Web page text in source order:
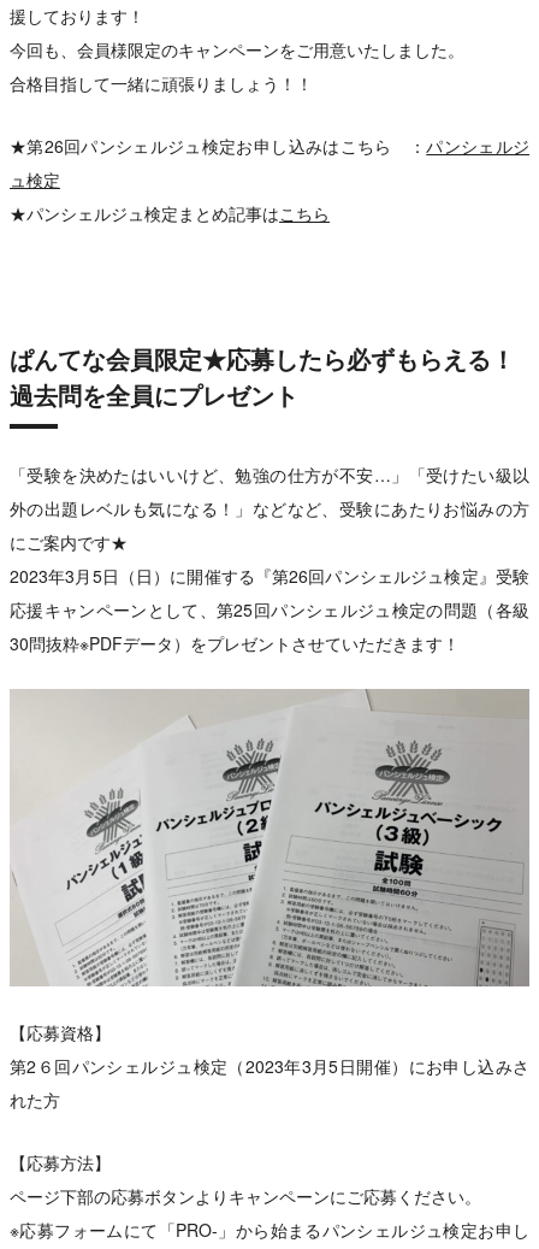
援しております！
今回も、会員様限定のキャンペーンをご用意いたしました。
合格目指して一緒に頑張りましょう！！
★第26回パンシェルジュ検定お申し込みはこちら ：パンシェルジ
ュ検定
★パンシェルジュ検定まとめ記事はこちら
ぱんてな会員限定★応募したら必ずもらえる！
過去問を全員にプレゼント
「受験を決めたはいいけど、勉強の仕方が不安…」「受けたい級以
外の出題レベルも気になる！」などなど、受験にあたりお悩みの方
にご案内です★
2023年3月5日（日）に開催する『第26回パンシェルジュ検定』受験
応援キャンペーンとして、第25回パンシェルジュ検定の問題（各級
30問抜粋※PDFデータ）をプレゼントさせていただきます！
【応募資格】
第2６回パンシェルジュ検定（2023年3月5日開催）にお申し込みさ
れた方
【応募方法】
ページ下部の応募ボタンよりキャンペーンにご応募ください。
※応募フォームにて「PRO-」から始まるパンシェルジュ検定お申し